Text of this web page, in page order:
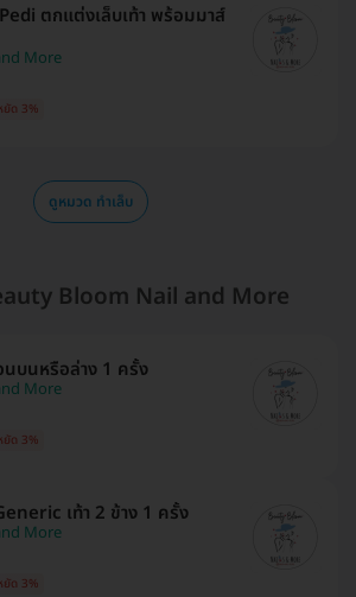
ตกแต่งเล็บเท้า พร้อมมาส์
More
ยัด 3%
ดูหมวด ทำเล็บ
Bloom Nail and More
บนหรือล่าง 1 ครั้ง
More
ยัด 3%
เท้า 2 ข้าง 1 ครั้ง
More
ยัด 3%